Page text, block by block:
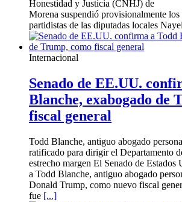
Honestidad y Justicia (CNHJ) de
Morena suspendió provisionalmente los
partidistas de las diputadas locales
Internacional
Senado de EE.UU.
Blanche, exabogado de
fiscal general
Todd Blanche, antiguo abogado
ratificado para dirigir el Departamento
estrecho margen El Senado de
a Todd Blanche, antiguo abogado
Donald Trump, como nuevo fiscal
fue [...]